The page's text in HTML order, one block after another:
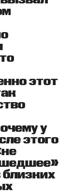
этот
у
этого
близких